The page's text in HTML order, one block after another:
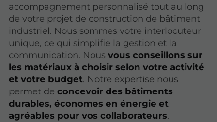
accompagnement personnalisé tout au long
de votre projet de construction de bâtiment
industriel. Nous sommes votre interlocuteur
unique, ce qui simplifie la gestion et la
communication. Nousvous conseillons sur
les matériaux à choisir selon votre activité
et votre budget. Notre expertise nous
permet deconcevoir des bâtiments
durables, économes en énergie et
agréables pour vos collaborateurs.